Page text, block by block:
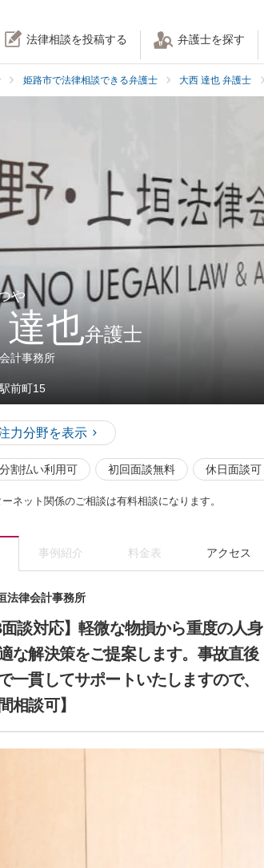
法律相談を投稿する 弁護士を探す
姫路市で法律相談できる弁護士 大西 達也 弁護士
や
也弁護士
計事務所
前町15
力分野を表示
分割払い利用可 初回面談無料 休日面談可
ネット関係のご相談は有料相談になります。
事例紹介 料金表 アクセス
法律会計事務所
談対応】軽微な物損から重度の人身
な解決策をご提案します。事故直後
貫してサポートいたしますので、
相談可】